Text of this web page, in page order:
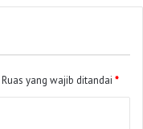
Ruas yang wajib ditandai *